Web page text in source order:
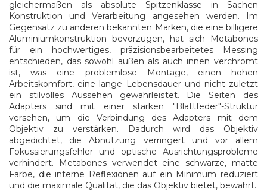
gleichermaßen als absolute Spitzenklasse in Sachen
Konstruktion und Verarbeitung angesehen werden. Im
Gegensatz zu anderen bekannten Marken, die eine billigere
Aluminiumkonstruktion bevorzugen, hat sich Metabones
für ein hochwertiges, präzisionsbearbeitetes Messing
entschieden, das sowohl außen als auch innen verchromt
ist, was eine problemlose Montage, einen hohen
Arbeitskomfort, eine lange Lebensdauer und nicht zuletzt
ein stilvolles Aussehen gewährleistet. Die Seiten des
Adapters sind mit einer starken "Blattfeder"-Struktur
versehen, um die Verbindung des Adapters mit dem
Objektiv zu verstärken. Dadurch wird das Objektiv
abgedichtet, die Abnutzung verringert und vor allem
Fokussierungsfehler und optische Ausrichtungsprobleme
verhindert. Metabones verwendet eine schwarze, matte
Farbe, die interne Reflexionen auf ein Minimum reduziert
und die maximale Qualität, die das Objektiv bietet, bewahrt.